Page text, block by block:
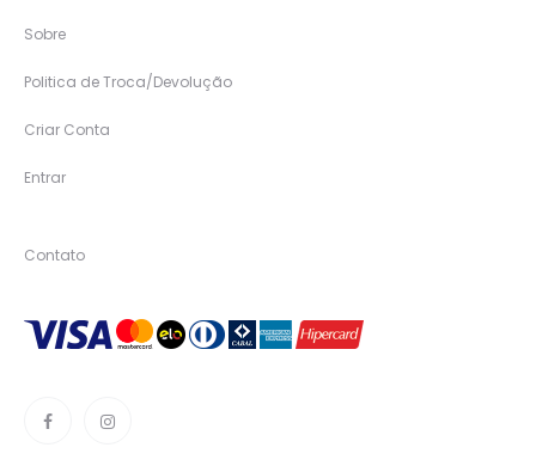
Sobre
Politica de Troca/Devolução
Criar Conta
Entrar
Contato